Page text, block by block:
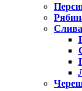
Слива